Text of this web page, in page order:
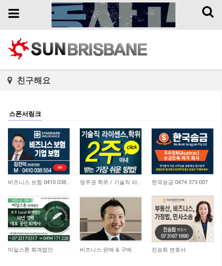
Toggle
Toggle
친구해요
스폰서링크
4,644 비즈니스 보험 0410 038 554 21,169 영주권 학위 / 기술직 라이센스 최소2주안에 받기! (요리, 페인팅, 용접, 차일드케어 등… 10,742
한국송금 0474 373 007
4,662
마일스톤 회계법인 15,049
비즈니스 판매 & 구매 11,054
진승희 변호사